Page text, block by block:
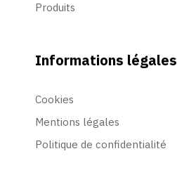
Produits
Informations légales
Cookies
Mentions légales
Politique de confidentialité